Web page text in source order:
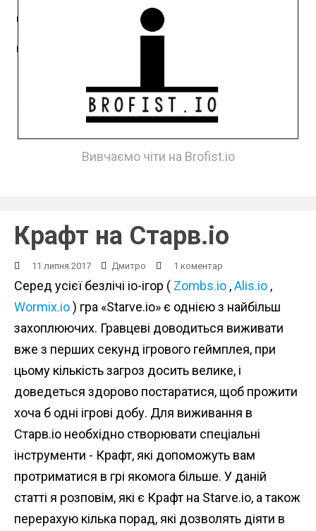
Вивчаємо чіти на Brofist.io
Крафт на Старв.іо
11 липня 2017 Дмитро 1 коментар
Серед усієї безлічі io-ігор ( Zombs.io ,Alis.io ,
Wormix.io) гра «Starve.io» є однією з найбільш
захоплюючих. Гравцеві доводиться виживати
вже з перших секунд ігрового геймплея, при
цьому кількість загроз досить велике, і
доведеться здорово постаратися, щоб прожити
хоча б одні ігрові добу. Для виживання в
Старв.іо необхідно створювати спеціальні
інструменти - Крафт, які допоможуть вам
протриматися в грі якомога більше. У даній
статті я розповім, які є Крафт на Starve.io, а також
перерахую кілька порад, які дозволять діяти в